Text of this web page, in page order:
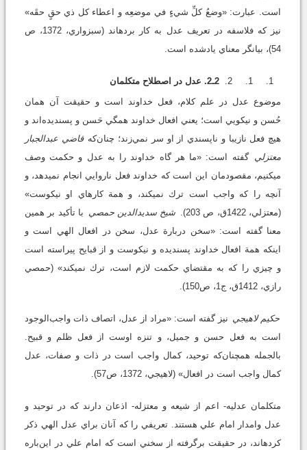
است. عبارت: «وضعُ كلِّ شيءٍ في موضعِه و اعطاء كل ذي حقٍ حقَه»
نيز كه فلاسفه در تعريف عدل به كار برده‎اند (سبزواري، 1372، ص
54)، بيانگر معناي يادشده است.
2ـ2. عدل در اصطلاح متكلمان
موضوع عدل در علم كلام، فعل خداوند است و حقيقت آن همان
حُسن و نيكويي است؛ يعني افعال خداوند همگي حَسن و پسنديده‌اند و
هيچ فعل نازيبا و ناپسندي از او سر نمي‌زند؛ چنان‌که قاضي عبدالجبار
معتزلي گفته است: «ما هر گاه خداوند را به عدل و حكمت وصف
مي‎كنيم، مقصودمان اين است كه خداوند فعل ناروايي انجام نمي‎دهد، و
آنچه را كه واجب است ترك نمي‎كند، و همة كارهاي او نيكوست»
(معتزلي، 1422ق، ص 203).
شيخ سديد‌الدين حمصي با تأکيد بر همين
معنا گفته است: «سخن دربارة عدل، سخن در افعال الهي است و
اينكه همة افعال خداوند پسنديده و نيكوست و از قبايح پيراسته است
و چيزي را كه به مقتضاي حكمت لازم است، ترك نمي‎كند» (حمصي
رازي، 1412ق، ‌ج1، ص150).
حكيم لاهيجي نيز گفته است: «مراد از عدل، اتصاف ذات واجب‌الوجود
است به فعل حسن و جميل، و تنزه اوست از فعل ظلم و قبيح.
بالجمله همچنان‌كه توحيد، كمال واجب است در ذات و صفات، عدل
كمال واجب است در افعال» (لاهيجي، 1372، ص57).
متكلمان عدليه- اعم از شيعه و معتزله- اذعان دارند كه در توحيد و
عدل وامدار امام علي هستند. تعريفي را كه آنان براي عدل الهي ذكر
كرده‎اند، در حقيقت برگرفته از سخني است كه امام علي در اين‌باره